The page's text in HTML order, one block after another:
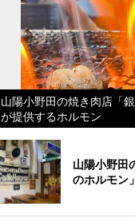
山陽小野田の焼き肉店「銀
が提供するホルモン
山陽小野田
のホルモン